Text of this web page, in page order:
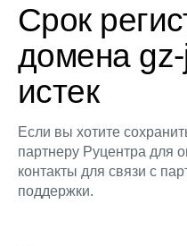
Срок
домена
истек
Если вы хотите
партнеру Руцентра для
контакты для связи с
поддержки.